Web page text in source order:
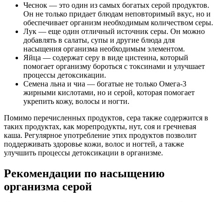
Чеснок — это один из самых богатых серой продуктов.
Он не только придает блюдам неповторимый вкус, но и
обеспечивает организм необходимым количеством серы.
Лук — еще один отличный источник серы. Он можно
добавлять в салаты, супы и другие блюда для
насыщения организма необходимым элементом.
Яйца — содержат серу в виде цистеина, который
помогает организму бороться с токсинами и улучшает
процессы детоксикации.
Семена льна и чиа — богатые не только Омега-3
жирными кислотами, но и серой, которая помогает
укрепить кожу, волосы и ногти.
Помимо перечисленных продуктов, сера также содержится в
таких продуктах, как морепродукты, нут, соя и гречневая
каша. Регулярное употребление этих продуктов позволит
поддерживать здоровье кожи, волос и ногтей, а также
улучшить процессы детоксикации в организме.
Рекомендации по насыщению
организма серой